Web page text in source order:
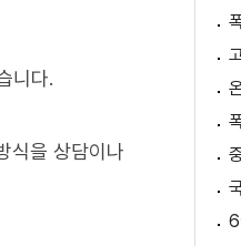
니다.
식을 상담이나